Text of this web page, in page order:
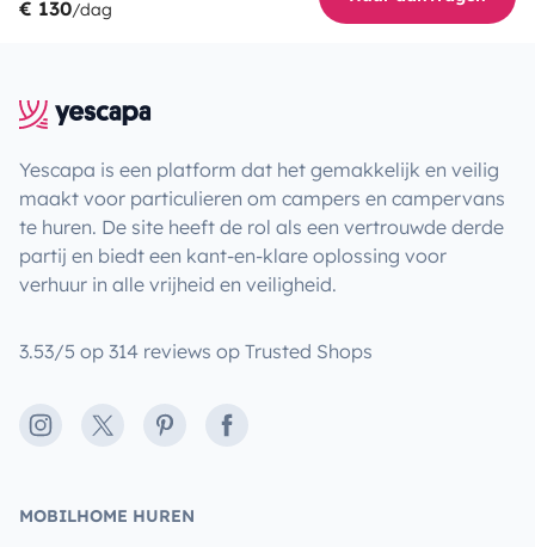
€ 130/dag
Yescapa is een platform dat het gemakkelijk en veilig
maakt voor particulieren om campers en campervans
te huren. De site heeft de rol als een vertrouwde derde
partij en biedt een kant-en-klare oplossing voor
verhuur in alle vrijheid en veiligheid.
3.53/5 op 314 reviews op Trusted Shops
Instagram
X PinterestFacebook
MOBILHOME HUREN